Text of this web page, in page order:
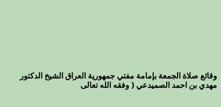
وقائع صلاة الجمعة بإمامة مفتي جمهورية العراق الشيخ الدكتور
مهدي بن احمد الصميدعي ( وفقه الله تعالى